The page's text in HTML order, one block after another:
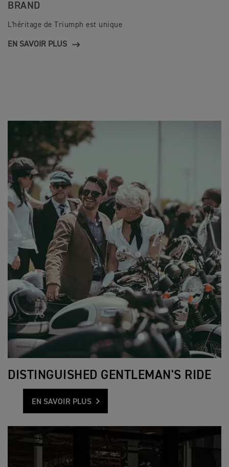
BRAND
L'héritage de Triumph est unique
EN SAVOIR PLUS
DISTINGUISHED GENTLEMAN'S RIDE
EN SAVOIR PLUS